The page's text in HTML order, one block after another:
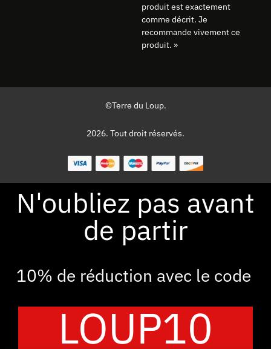
produit est exactement
comme décrit. Je
recommande vivement ce
produit. »
©Terre du Loup.
2026. Tout droit réservés.
N'oubliez pas avant
de partir
10% de réduction avec le code
LOUP10